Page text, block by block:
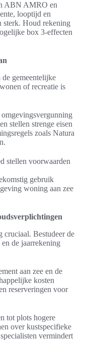
ABN AMRO en
looptijd en
sterk. Houd rekening
box 3-effecten
gemeentelijke
of recreatie is
stellen strenge eisen
zoals Natura
stellen voorwaarden
gebruik
woning aan zee
Bestudeer de
de jaarrekening
aan zee en de
kosten
reserveringen voor
tot plots hogere
over kustspecifieke
vermindert